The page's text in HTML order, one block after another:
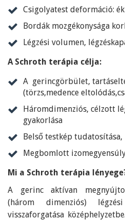
Csigolyatest deformáció:
Bordák mozgékonysága
Légzési volumen,
A Schroth terápia célja:
A gerincgörbület,
(törzs,medence
Háromdimenziós, célzott
gyakorlása
Belső testkép
Megbomlott
Mi a Schroth terápia
A gerinc aktívan
(három dimenziós)
visszaforgatása